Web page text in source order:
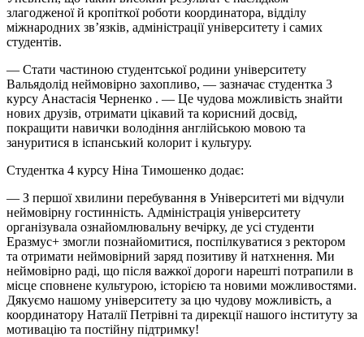
злагодженої й кропіткої роботи координатора, відділу
міжнародних зв’язків, адміністрації університету і самих
студентів.
— Стати частиною студентської родини університету
Вальядолід неймовірно захопливо, — зазначає студентка 3
курсу Анастасія Черненко . — Це чудова можливість знайти
нових друзів, отримати цікавий та корисний досвід,
покращити навички володіння англійською мовою та
зануритися в іспанський колорит і культуру.
Студентка 4 курсу Ніна Тимошенко додає:
— З першої хвилини перебування в Університеті ми відчули
неймовірну гостинність. Адміністрація університету
організувала ознайомлювальну вечірку, де усі студенти
Еразмус+ змогли познайомитися, поспілкуватися з ректором
та отримати неймовірний заряд позитиву й натхнення. Ми
неймовірно раді, що після важкої дороги нарешті потрапили в
місце сповнене культурою, історією та новими можливостями.
Дякуємо нашому університету за цю чудову можливість, а
координатору Наталії Петрівні та дирекції нашого інституту за
мотивацію та постійну підтримку!